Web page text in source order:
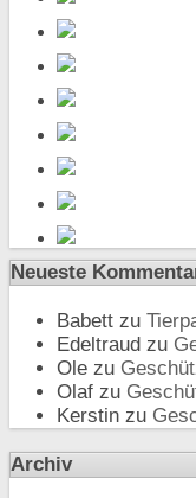
Neueste
Babett zu
Edeltraud zu
Ole zu
Olaf zu
Kerstin zu
Archiv